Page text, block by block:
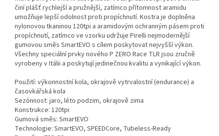
činí plášť rychlejší a pružnější, zatímco přítomnost aramidu
umožňuje lepší odolnost proti propíchnutí. Kostra je doplněna
nylonovou tkaninou 120tpi a aramidovým ochranným pásem proti
propíchnutí, zatímco ve vzorku udržuje Pirelli nejmodernější
gumovou směs SmartEVO s cílem poskytovat nejvyšší výkon.
Všechny speciální prvky nového P ZERO Race TLR jsou zručně
vyrobeny v Itálii a poskytují jedinečnou kvalitu a vynikající výkon.
Použití: výkonnostní kola, okrajově vytrvalostní (endurance) a
časovkářská kola
Sezónnost: jaro, léto podzim, okrajově zima
Konstrukce: 120tpi
Gumová směs: SmartEVO
Technologie: SmartEVO, SPEEDCore, Tubeless-Ready